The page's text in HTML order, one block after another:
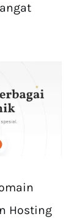
Hosting